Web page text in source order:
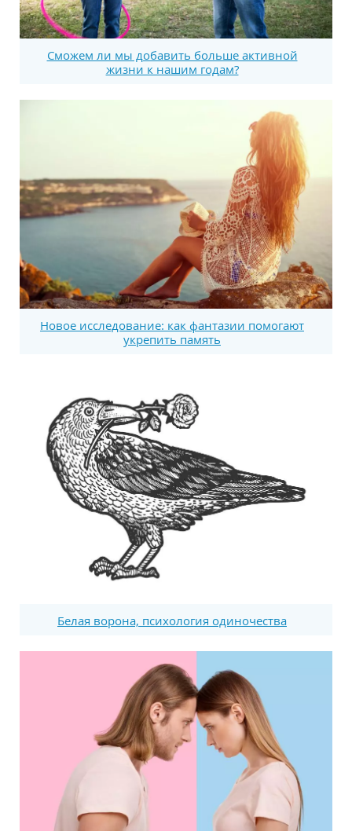
Сможем ли мы добавить больше активной
жизни к нашим годам?
Новое исследование: как фантазии помогают
укрепить память
Белая ворона, психология одиночества